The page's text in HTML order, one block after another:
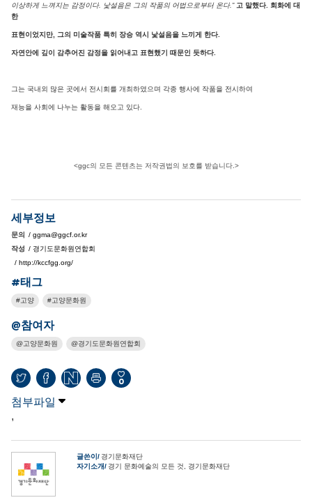
이상하게 느껴지는 감정이다. 낯설음은 그의 작품의 어법으로부터 온다.” 고 말했다. 회화에 대
한
표현이었지만, 그의 미술작품 특히 장승 역시 낯설음을 느끼게 한다.
자연안에 깊이 감추어진 감정을 읽어내고 표현했기 때문인 듯하다.
그는 국내외 많은 곳에서 전시회를 개최하였으며 각종 행사에 작품을 전시하여
재능을 사회에 나누는 활동을 해오고 있다.
<ggc의 모든 콘텐츠는 저작권법의 보호를 받습니다.>
세부정보
문의
/ ggma@ggcf.or.kr
작성 / 경기도문화원연합회
/ http://kccfgg.org/
#태그
고양 고양문화원
@참여자
고양문화원 경기도문화원연합회
0
첨부파일
,
글쓴이
경기문화재단
자기소개
경기 문화예술의 모든 것, 경기문화재단